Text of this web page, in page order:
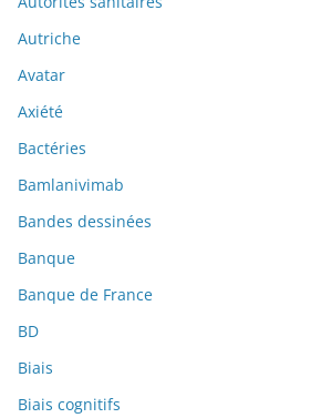
Autriche
Avatar
Axiété
Bactéries
Bamlanivimab
Bandes dessinées
Banque
Banque de France
BD
Biais
Biais cognitifs